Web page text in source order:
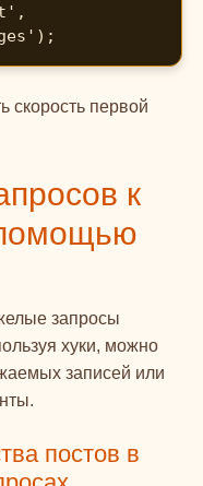
скорость первой
к
запросы
хуки, можно
записей или
постов в